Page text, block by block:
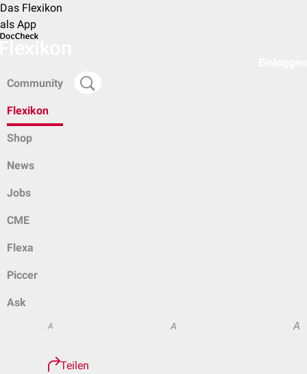
Das Flexikon
als App
Community
Flexikon
Shop
News
Jobs
CME
Flexa
Piccer
Ask
A A A
Teilen